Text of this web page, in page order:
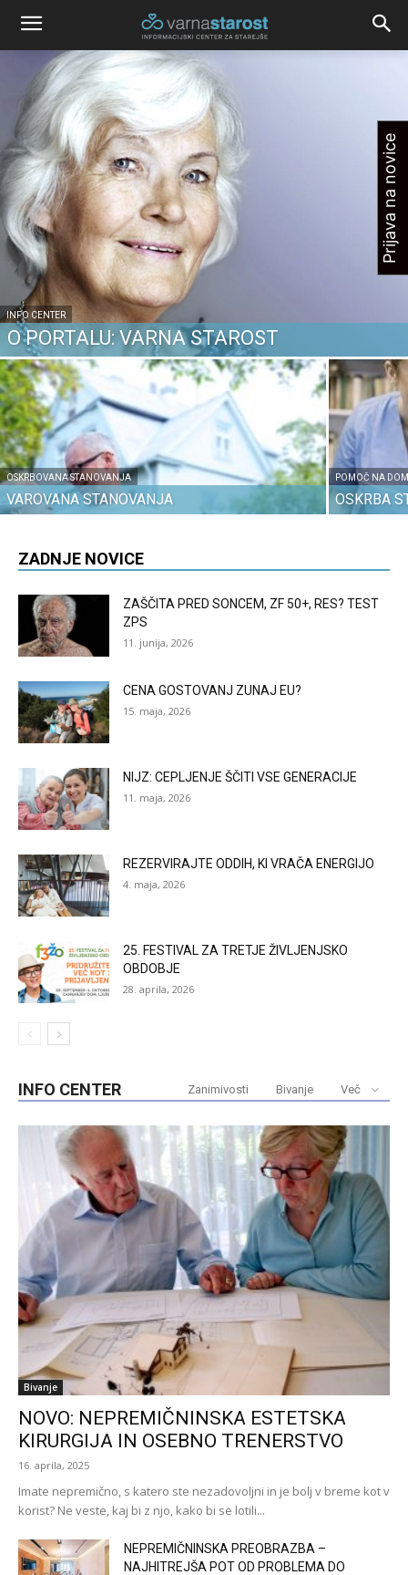
INFO CENTER
O PORTALU: VARNA STAROST
OSKRBOVANA STANOVANJA
VAROVANA STANOVANJA
POMOČ NA
OSKRBA
ZADNJE NOVICE
ZAŠČITA PRED SONCEM, ZF 50+, RES? TEST
ZPS
11. junija, 2026
CENA GOSTOVANJ ZUNAJ EU?
15. maja, 2026
NIJZ: CEPLJENJE ŠČITI VSE GENERACIJE
11. maja, 2026
REZERVIRAJTE ODDIH, KI VRAČA ENERGIJO
4. maja, 2026
25. FESTIVAL ZA TRETJE ŽIVLJENJSKO
OBDOBJE
28. aprila, 2026
INFO CENTER Zanimivosti Bivanje Več
Bivanje
NOVO: NEPREMIČNINSKA ESTETSKA
KIRURGIJA IN OSEBNO TRENERSTVO
16. aprila, 2025
Imate nepremično, s katero ste nezadovoljni in je bolj v breme kot v
korist? Ne veste, kaj bi z njo, kako bi se lotili...
NEPREMIČNINSKA PREOBRAZBA –
NAJHITREJŠA POT OD PROBLEMA DO
Prijava na novice